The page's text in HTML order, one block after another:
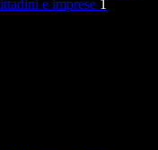
e imprese 1